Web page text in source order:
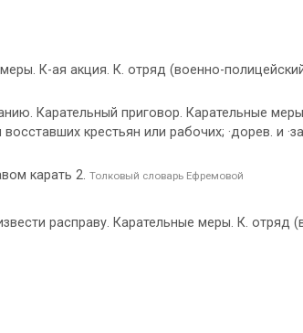
К-ая акция. К. отряд (военно-
Карательный приговор. Карательные
крестьян или рабочих; ·дорев. и
карать 2. Толковый словарь Ефремовой
расправу. Карательные меры. К. отряд